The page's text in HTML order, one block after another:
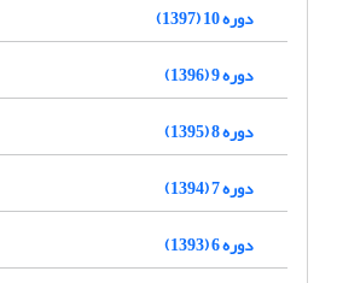
دوره 10 (1397)
دوره 9 (1396)
دوره 8 (1395)
دوره 7 (1394)
دوره 6 (1393)